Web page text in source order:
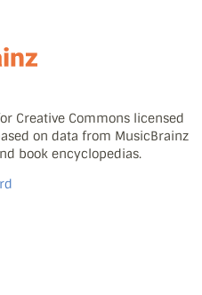
Creative Commons licensed
on data from MusicBrainz
book encyclopedias.